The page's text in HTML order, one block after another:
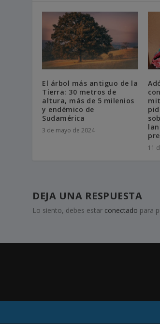
El árbol más antiguo de la
Tierra: 30 metros de
altura, más de 5 milenios
y endémico de
Sudamérica
3 de mayo de 2024
11
DEJA UNA RESPUESTA
Lo siento, debes estar conectado para